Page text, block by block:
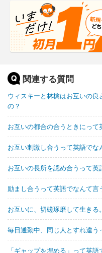
関連する質問
ウィスキーと林檎はお互いの
の？
お互いの都合の合うときにって
お互い刺激し合うって英語でな
お互いの長所を認め合うって英
励まし合うって英語でなんて言
お互いに、切磋琢磨して生きる
毎日通勤中、同じ人とすれ違う
「ギャップを埋める」って英語